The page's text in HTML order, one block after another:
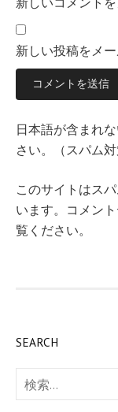
新しい投稿をメ
日本語が含まれ
さい。（スパム対
このサイトはス
います。 コメン
覧ください。
SEARCH
検
索: